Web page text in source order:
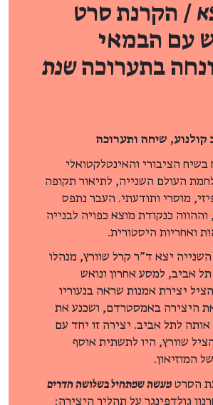
/ הקרנת סרט
עם הבמאי
בתערוכהשנת
שיחה ותערוכה
בשיח הציבורי והאינטלקטואלי
העולם השנייה, לתיאור תקופה
מוסרי ותודעתי. העבר נתפס
כנקודת מוצא כפויה לבנייה
ואחריות היסטורית.
יצא ד"ר קרל שוורץ, מנהלו
תל אביב, למסע אחרון ונואש
יצירת אמנות שראה בנעוריו
היצירה באמסטרדם, ושכנע את
לתל אביב. יצירה זו יחד עם
שוורץ, היו לתשתית אוסף
המוזיאון.
הסרט מעשה שמתחיל בשלושה חדרים
גולדפינגר על תהליך היצירה: